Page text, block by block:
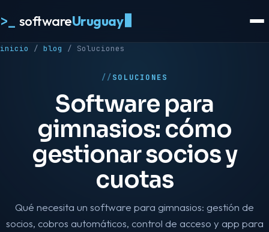
>_ softwareUruguay
inicio / blog / Soluciones
SOLUCIONES
Software para
gimnasios: cómo
gestionar socios y
cuotas
Qué necesita un software para gimnasios: gestión de
socios, cobros automáticos, control de acceso y app para